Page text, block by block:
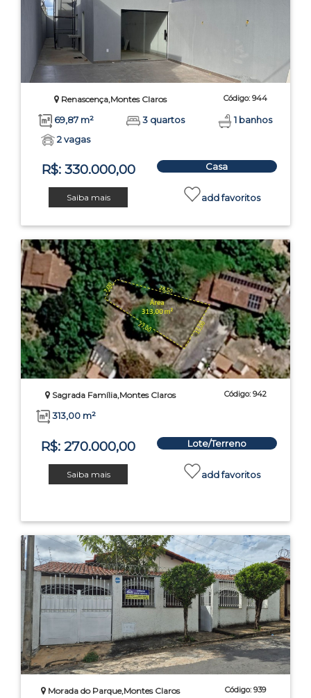
Renascença,Montes Claros Código: 944
69,87 m² 3 quartos
1 banhos
2 vagas
R$: 330.000,00 Casa
Saiba mais add favoritos
Sagrada Família,Montes Claros Código: 942
313,00 m²
R$: 270.000,00 Lote/Terreno
Saiba mais add favoritos
Morada do Parque,Montes Claros Código: 939